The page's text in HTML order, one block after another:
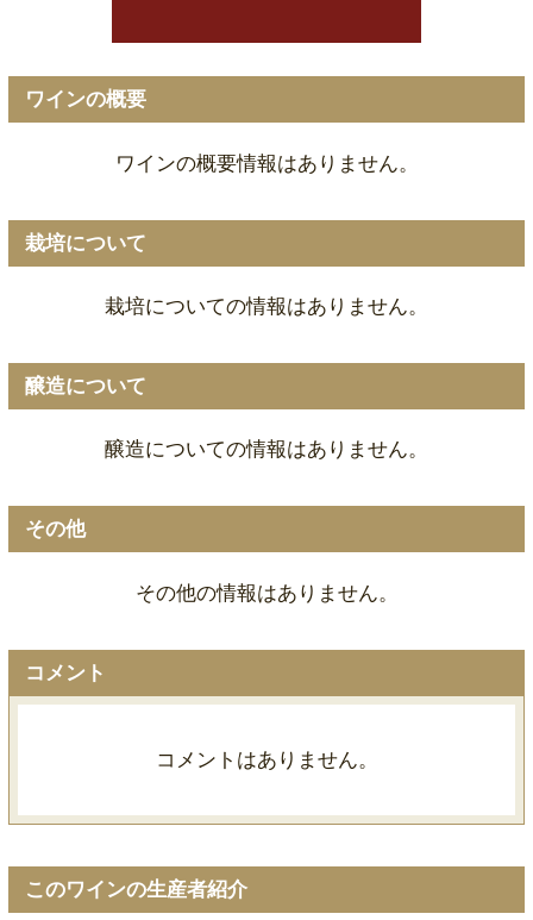
ワインの概要
ワインの概要情報はありません。
栽培について
栽培についての情報はありません。
醸造について
醸造についての情報はありません。
その他
その他の情報はありません。
コメント
コメントはありません。
このワインの生産者紹介